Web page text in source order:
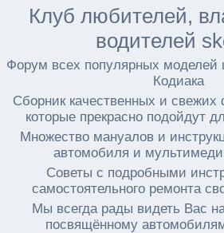
Клуб любителей,
водителей
Форум всех популярных моделей
Кодиака
Сборник качественных и
которые прекрасно подойдут
Множество мануалов и
автомобиля и
Советы с подробными
самостоятельного ремонта
Мы всегда рады видеть Вас
посвящённому